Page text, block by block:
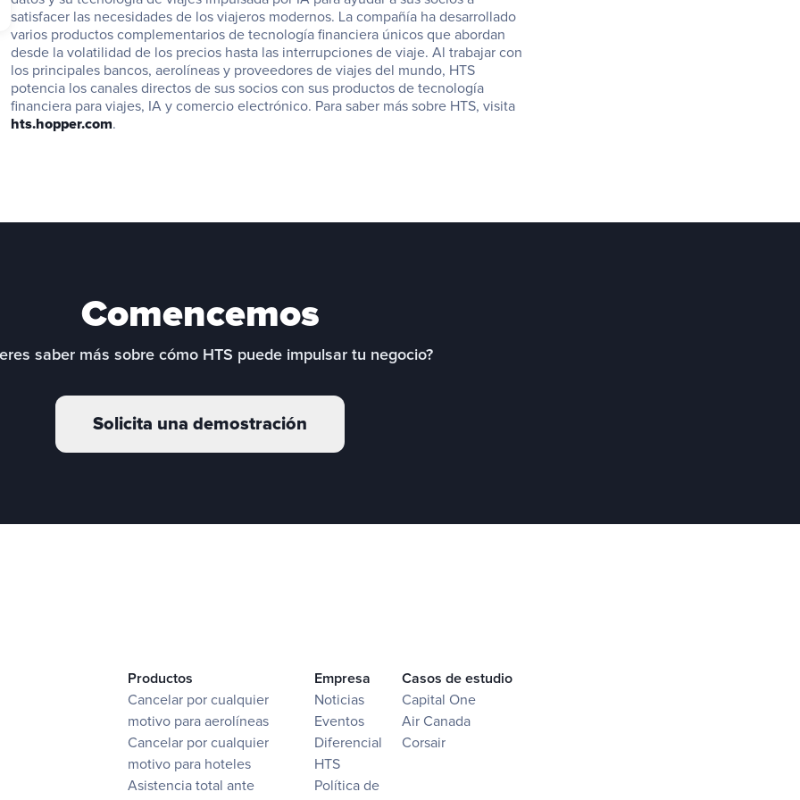
satisfacer las necesidades de los viajeros modernos. La compañía ha desarrollado
varios productos complementarios de tecnología financiera únicos que abordan
desde la volatilidad de los precios hasta las interrupciones de viaje. Al trabajar con
los principales bancos, aerolíneas y proveedores de viajes del mundo, HTS
potencia los canales directos de sus socios con sus productos de tecnología
hts.hopper.com.
Comencemos
saber más sobre cómo HTS puede impulsar tu negocio?
Solicita una demostración
Productos
Cancelar por cualquier
motivo para aerolíneas
Cancelar por cualquier
motivo para hoteles
Asistencia total ante
Empresa
Noticias
Eventos
Diferencial
HTS
Política de
Casos de estudio
Capital One
Air Canada
Corsair